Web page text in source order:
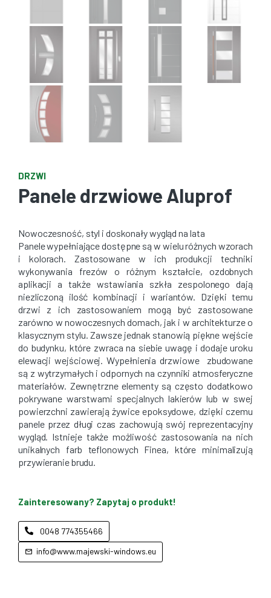
DRZWI
Panele drzwiowe Aluprof
Nowoczesność, styl i doskonały wygląd na lata
Panele wypełniające dostępne są w wielu różnych wzorach
i kolorach. Zastosowane w ich produkcji techniki
wykonywania frezów o różnym kształcie, ozdobnych
aplikacji a także wstawiania szkła zespolonego dają
niezliczoną ilość kombinacji i wariantów. Dzięki temu
drzwi z ich zastosowaniem mogą być zastosowane
zarówno w nowoczesnych domach, jak i w architekturze o
klasycznym stylu. Zawsze jednak stanowią piękne wejście
do budynku, które zwraca na siebie uwagę i dodaje uroku
elewacji wejściowej. Wypełnienia drzwiowe zbudowane
są z wytrzymałych i odpornych na czynniki atmosferyczne
materiałów. Zewnętrzne elementy są często dodatkowo
pokrywane warstwami specjalnych lakierów lub w swej
powierzchni zawierają żywice epoksydowe, dzięki czemu
panele przez długi czas zachowują swój reprezentacyjny
wygląd. Istnieje także możliwość zastosowania na nich
unikalnych farb teflonowych Finea, które minimalizują
przywieranie brudu.
Zainteresowany? Zapytaj o produkt!
0048 774355466
info@www.majewski-windows.eu